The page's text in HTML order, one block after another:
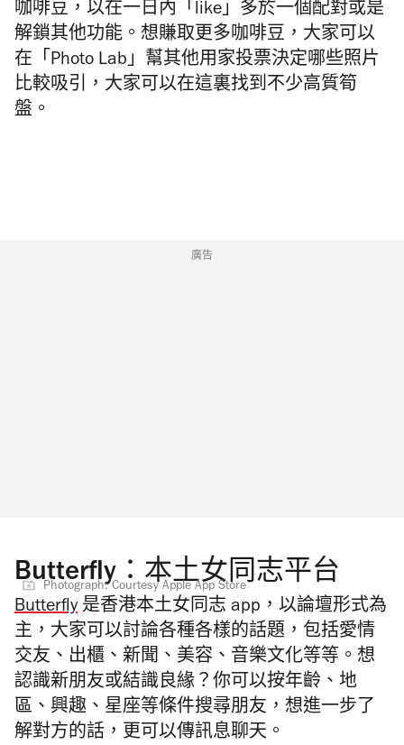
咖啡豆，以在一日內「like」多於一個配對或是
解鎖其他功能。想賺取更多咖啡豆，大家可以
在「Photo Lab」幫其他用家投票決定哪些照片
比較吸引，大家可以在這裏找到不少高質筍
盤。
廣告
Butterfly：本土女同志平台
Photograph: Courtesy Apple App Store
Butterfly是香港本土女同志 app，以論壇形式為
主，大家可以討論各種各樣的話題，包括愛情
交友、出櫃、新聞、美容、音樂文化等等。想
認識新朋友或結識良緣？你可以按年齡、地
區、興趣、星座等條件搜尋朋友，想進一步了
解對方的話，更可以傳訊息聊天。